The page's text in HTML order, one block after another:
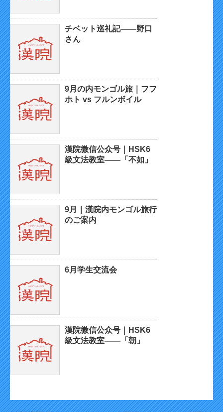
チベット巡礼記——野口
さん
9月の内モンゴル旅｜フフ
ホト vs フルンボイル
漢院微信公众号｜HSK6
級文法教室——「不如」
9月｜漢院内モンゴル旅行
のご案内
6月学生交流会
漢院微信公众号｜HSK6
級文法教室——「朝」